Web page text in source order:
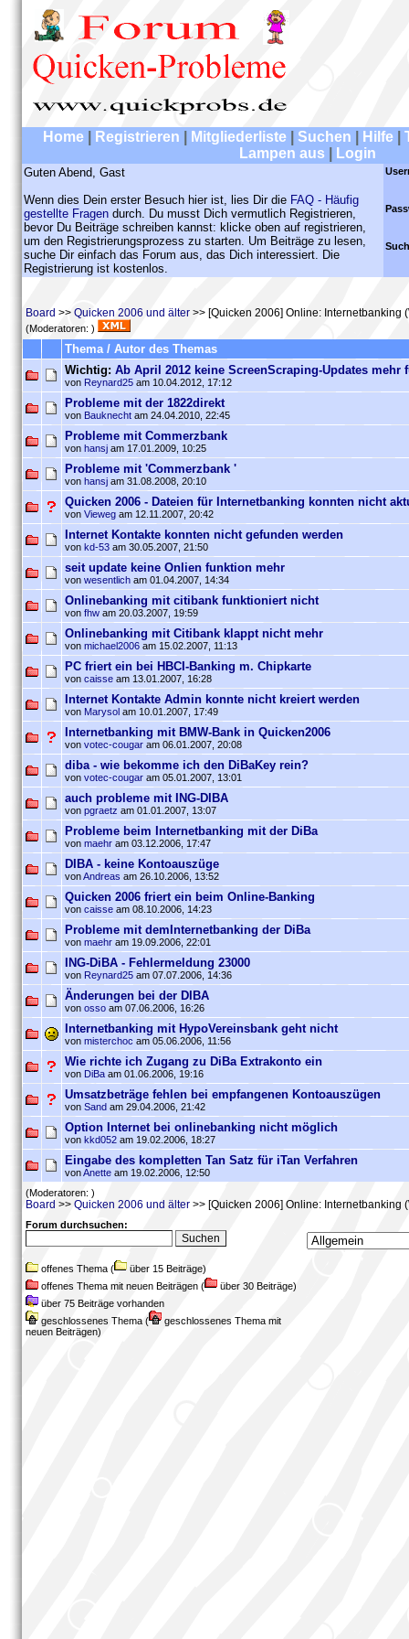
Home Registrieren Mitgliederliste Suchen Hilfe
Lampen aus
Login
Guten Abend, Gast
Wenn dies Dein erster Besuch hier ist, lies Dir die FAQ - Häufig
gestellte Fragen durch. Du musst Dich vermutlich Registrieren,
bevor Du Beiträge schreiben kannst: klicke oben auf registrieren,
um den Registrierungsprozess zu starten. Um Beiträge zu lesen,
suche Dir einfach das Forum aus, das Dich interessiert. Die
Registrierung ist kostenlos.
Board >> Quicken 2006 und älter >> [Quicken 2006] Online: Internetbanking
(Moderatoren: )
Thema / Autor des Themas
Wichtig: Ab April 2012 keine ScreenScraping-Updates mehr
von Reynard25 am 10.04.2012, 17:12
Probleme mit der 1822direkt
von Bauknecht am 24.04.2010, 22:45
Probleme mit Commerzbank
von hansj am 17.01.2009, 10:25
Probleme mit 'Commerzbank '
von hansj am 31.08.2008, 20:10
Quicken 2006 - Dateien für Internetbanking konnten nicht
von Vieweg am 12.11.2007, 20:42
Internet Kontakte konnten nicht gefunden werden
von kd-53 am 30.05.2007, 21:50
seit update keine Onlien funktion mehr
von wesentlich am 01.04.2007, 14:34
Onlinebanking mit citibank funktioniert nicht
von fhw am 20.03.2007, 19:59
Onlinebanking mit Citibank klappt nicht mehr
von michael2006 am 15.02.2007, 11:13
PC friert ein bei HBCI-Banking m. Chipkarte
von caisse am 13.01.2007, 16:28
Internet Kontakte Admin konnte nicht kreiert werden
von Marysol am 10.01.2007, 17:49
Internetbanking mit BMW-Bank in Quicken2006
von votec-cougar am 06.01.2007, 20:08
diba - wie bekomme ich den DiBaKey rein?
von votec-cougar am 05.01.2007, 13:01
auch probleme mit ING-DIBA
von pgraetz am 01.01.2007, 13:07
Probleme beim Internetbanking mit der DiBa
von maehr am 03.12.2006, 17:47
DIBA - keine Kontoauszüge
vonAndreas am 26.10.2006, 13:52
Quicken 2006 friert ein beim Online-Banking
von caisse am 08.10.2006, 14:23
Probleme mit demInternetbanking der DiBa
von maehr am 19.09.2006, 22:01
ING-DiBA - Fehlermeldung 23000
von Reynard25 am 07.07.2006, 14:36
Änderungen bei der DIBA
von osso am 07.06.2006, 16:26
Internetbanking mit HypoVereinsbank geht nicht
von misterchoc am 05.06.2006, 11:56
Wie richte ich Zugang zu DiBa Extrakonto ein
von DiBa am 01.06.2006, 19:16
Umsatzbeträge fehlen bei empfangenen Kontoauszügen
von Sand am 29.04.2006, 21:42
Option Internet bei onlinebanking nicht möglich
von kkd052 am 19.02.2006, 18:27
Eingabe des kompletten Tan Satz für iTan Verfahren
vonAnette am 19.02.2006, 12:50
(Moderatoren: )
Board >> Quicken 2006 und älter >> [Quicken 2006] Online: Internetbanking
Forum durchsuchen:
offenes Thema (
über 15 Beiträge)
offenes Thema mit neuen Beiträgen (
über 30 Beiträge)
über 75 Beiträge vorhanden
geschlossenes Thema (
geschlossenes Thema mit
neuen Beiträgen)